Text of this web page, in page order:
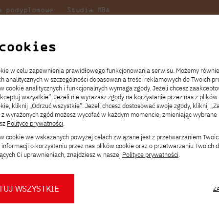
podyplomowe Studia MBA
Transfer z innej uczelni
Opłaty za studia
Redukcja czesnego
Stypendia
Dni otwarte PJATK
Wirtualny spacer po uczelni
Kalendarium wydarzeń
Konsultacje teczek SNM Kontakt
Studia stacjonarne I st. PL
Studia stacjonarne I st. EN
Studia stacjonarne II st. PL
Studia stacjonarne II st. EN
Studia niestacjonarne I st. PL
Studia niestacjonarne II st. PL
Studia niestacjonarne blended
Studia niestacjonarne blended
learning * II st. PL
* Z wykorzystaniem metod i technik
kształcenia na odległość
Wymiana z Japonią
Erasmus+
Uczelnie partnerskie
Dla studentów
Mobilność kadry
Staże w Japonii
Kontakt
O nas
JICA
Wirtualna Polska
Orange Polska
O Biurze Prasowym
wizerunku Polsko-
w wewnątrz i na
PJATK pracują młode osoby,
na kampusie. Może niektórych
absolwentki i studenci
w celu zapewnienia prawidłowego funkcjonowania serwisu. Możemy
analitycznych w szczególności dopasowania treści reklamowych do Twoich
cookie analitycznych i funkcjonalnych wymaga zgody. Jeżeli chcesz
wszystkie”. Jeżeli nie wyrażasz zgody na korzystanie przez nas z
kliknij „Odrzuć wszystkie”. Jeżeli chcesz dostosować swoje zgody, kliknij
wyrażonych zgód możesz wycofać w każdym momencie, zmieniając wybrane
Polityce prywatności.
cookie we wskazanych powyżej celach związane jest z przetwarzaniem
o korzystaniu przez nas plików cookie oraz o przetwarzaniu Twoich
Ci uprawnieniach, znajdziesz w naszej Polityce prywatności.
WSZYSTKIE